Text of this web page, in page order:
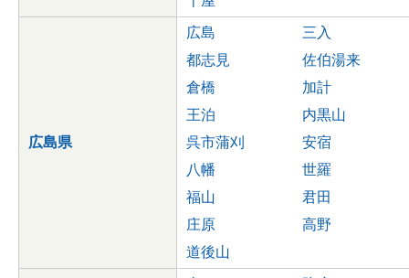
広島県
広島
三入
都志見
佐伯湯来
倉橋
加計
王泊
内黒山
呉市蒲刈
安宿
八幡
世羅
福山
君田
庄原
高野
道後山